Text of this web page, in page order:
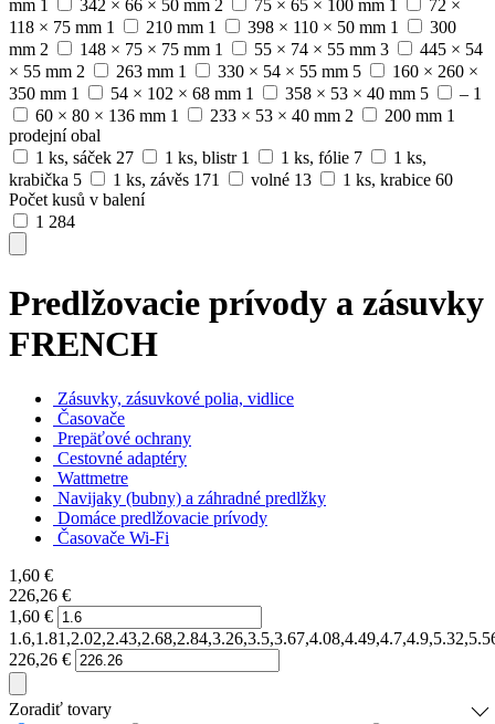
mm 1 342 × 66 × 50 mm 2 75 × 65 × 100 mm 1
72 ×
118 × 75 mm 1 210 mm 1 398 × 110 × 50 mm 1
300
mm 2 148 × 75 × 75 mm 1 55 × 74 × 55 mm 3
445 × 54
× 55 mm 2 263 mm 1 330 × 54 × 55 mm 5
160 × 260 ×
350 mm 1 54 × 102 × 68 mm 1 358 × 53 × 40 mm 5 – 1
60 × 80 × 136 mm 1 233 × 53 × 40 mm 2 200 mm 1
prodejní obal
1 ks, sáček 27 1 ks, blistr 1 1 ks, fólie 7
1 ks,
krabička 5 1 ks, závěs 171 volné 13 1 ks, krabice 60
Počet kusů v balení
1 284
Predlžovacie prívody a zásuvky
FRENCH
Zásuvky, zásuvkové polia, vidlice
Časovače
Prepäťové ochrany
Cestovné adaptéry
Wattmetre
Navijaky (bubny) a záhradné predlžky
Domáce predlžovacie prívody
Časovače Wi-Fi
1,60 €
226,26 €
1,60 €
226,26 €
Zoradiť tovary